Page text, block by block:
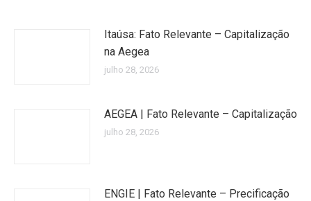
Itaúsa: Fato Relevante – Capitalização
na Aegea
julho 28, 2026
AEGEA | Fato Relevante – Capitalização
julho 28, 2026
ENGIE | Fato Relevante – Precificação